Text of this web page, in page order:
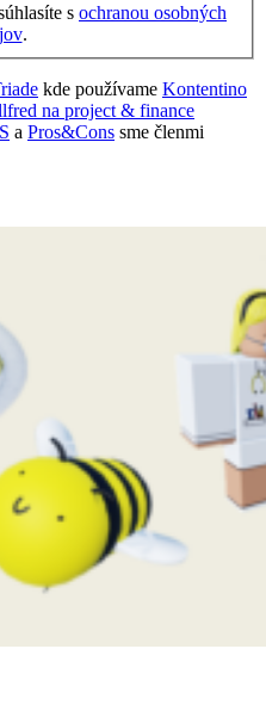
s ochranou osobných
.
kde používame Kontentino
na project & finance
a Pros&Cons sme členmi